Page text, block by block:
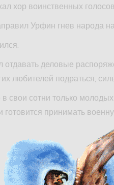
хор воинственных голосов.
Урфин гнев народа
отдавать деловые
любителей подраться,
свои сотни только
готовится принимать